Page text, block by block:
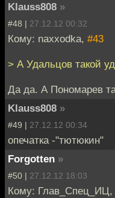
Klauss808 »
#48 | 27.12.12 00:32
Кому: naxxodka, #43
> А Удальцов такой
Да да. А Пономарев
Klauss808 »
#49 | 27.12.12 00:34
опечатка -"тютюкин"
Forgotten »
#50 | 27.12.12 18:03
Кому: Глав_Спец_ИЦ,